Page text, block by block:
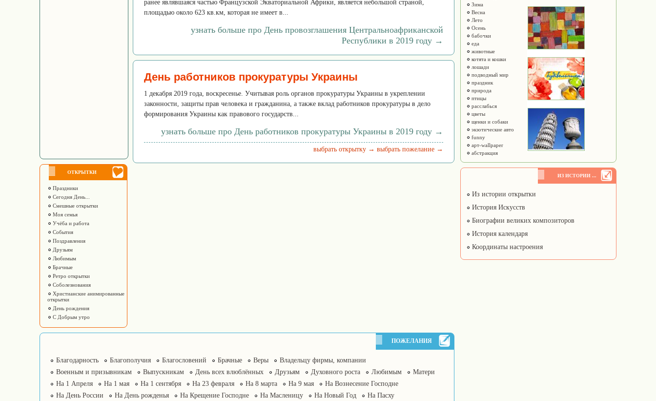
ОТКРЫТКИ
Праздники
Сегодня День...
Смешные открытки
Моя семья
Учёба и работа
События
Поздравления
Друзьям
Любимым
Брачные
Ретро открытки
Соболезнования
Христианские анимированные
открытки
День рождения
С Добрым утро
ранее являвшаяся частью Французской Экваториальной Африки, является небольшой страной,
площадью около 623 кв.км, которая не имеет в...
узнать больше про День провозглашения Центральноафриканской
Республики в 2019 году →
День работников прокуратуры Украины
1 декабря 2019 года, воскресенье. Учитывая роль органов прокуратуры Украины в укреплении
законности, защиты прав человека и гражданина, а также вклад работников прокуратуры в дело
формирования Украины как правового государств...
узнать больше про День работников прокуратуры Украины в 2019 году →
выбрать открытку → выбрать пожелание →
ПОЖЕЛАНИЯ
Благодарность Благополучия Благословений Брачные Веры
Владельцу фирмы, компании
Военным и призывникам
Выпускникам День всех влюблённых Друзьям Духовного роста Любимым
Матери
На 1 Апреля
На 1 мая На 1 сентября На 23 февраля На 8 марта На 9 мая
На Вознесение Господне
На День России
На День рожденья На Крещение Господне На Масленицу На Новый Год На Пасху
Зима
Весна
Лето
Осень
бабочки
еда
животные
котята и кошки
лошади
подводный мир
праздник
природа
птицы
расслабься
цветы
щенки и собаки
экзотические авто
funny
арт-wallpaper
абстракция
ИЗ ИСТОРИИ ...
Из истории открытки
История Искусств
Биографии великих композиторов
История календаря
Координаты настроения